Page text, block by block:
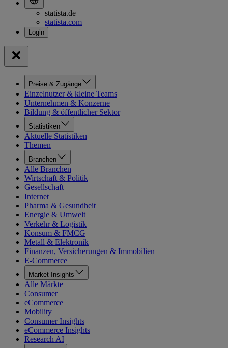
statista.de
statista.com
Preise & Zugänge
Einzelnutzer & kleine Teams
Unternehmen & Konzerne
Bildung & öffentlicher Sektor
Statistiken
Aktuelle Statistiken
Themen
Branchen
Alle Branchen
Wirtschaft & Politik
Gesellschaft
Internet
Pharma & Gesundheit
Energie & Umwelt
Verkehr & Logistik
Konsum & FMCG
Metall & Elektronik
Finanzen, Versicherungen & Immobilien
E-Commerce
Market Insights
Alle Märkte
Consumer
eCommerce
Mobility
Consumer Insights
eCommerce Insights
Research AI